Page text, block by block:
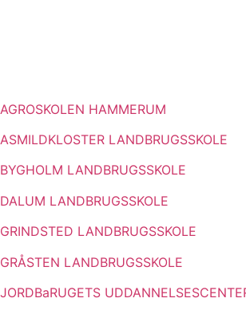
AGROSKOLEN HAMMERUM
ASMILDKLOSTER LANDBRUGSSKOLE
BYGHOLM LANDBRUGSSKOLE
DALUM LANDBRUGSSKOLE
GRINDSTED LANDBRUGSSKOLE
GRÅSTEN LANDBRUGSSKOLE
JORDBaRUGETS